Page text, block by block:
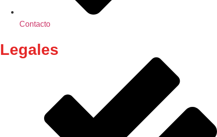
Contacto
Legales